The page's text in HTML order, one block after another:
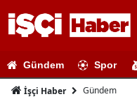
Gündem Spor
İşçi Haber Gündem